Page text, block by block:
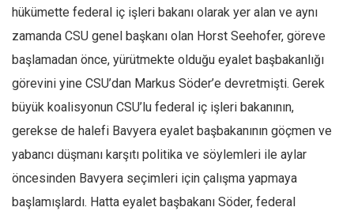
Sağlık
Gıda-Beslenme
Hayat
Türkiye
Siyaset
Dünya
hükümette federal iç işleri bakanı olarak yer alan ve aynı
zamanda CSU genel başkanı olan Horst Seehofer, göreve
başlamadan önce, yürütmekte olduğu eyalet başbakanlığı
görevini yine CSU’dan Markus Söder’e devretmişti. Gerek
büyük koalisyonun CSU’lu federal iç işleri bakanının,
gerekse de halefi Bavyera eyalet başbakanının göçmen ve
yabancı düşmanı karşıtı politika ve söylemleri ile aylar
öncesinden Bavyera seçimleri için çalışma yapmaya
başlamışlardı. Hatta eyalet başbakanı Söder, federal